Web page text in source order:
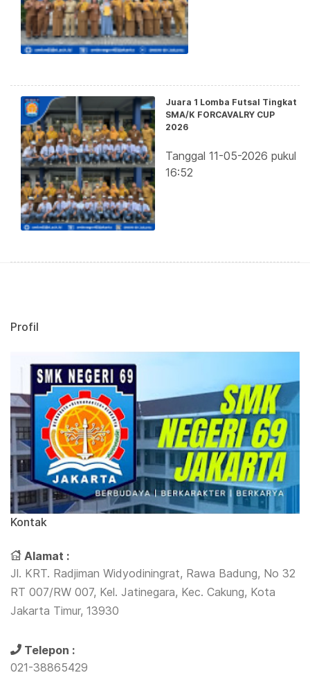
Juara 1 Lomba Futsal Tingkat
SMA/K FORCAVALRY CUP
2026
Tanggal 11-05-2026 pukul
16:52
Profil
Kontak
Alamat :
Jl. KRT. Radjiman Widyodiningrat, Rawa Badung, No 32
RT 007/RW 007, Kel. Jatinegara, Kec. Cakung, Kota
Jakarta Timur, 13930
Telepon :
021-38865429